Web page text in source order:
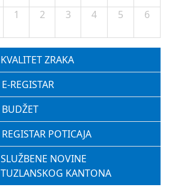
1 2 3 4 5 6
KVALITET ZRAKA
E-REGISTAR
BUDŽET
REGISTAR POTICAJA
SLUŽBENE NOVINE
TUZLANSKOG KANTONA